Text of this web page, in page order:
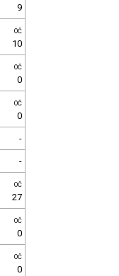
9
OČ
10
OČ
0
OČ
0
-
-
OČ
27
OČ
0
OČ
0